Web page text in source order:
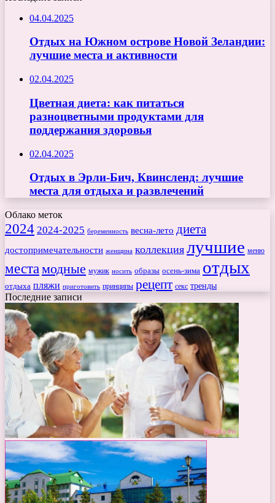
04.04.2025
Отдых на Южном острове Новой Зеландии:
лучшие места и активности
02.04.2025
Цветная диета: как питаться
разноцветными продуктами для
поддержания здоровья
02.04.2025
Отдых в Эрли-Бич, Квинсленд: лучшие
места для отдыха и развлечений
Облако меток
2024 2024-2025 беременность весна-лето диета
достопримечательности женщина коллекция лучшие меню
места модные мужик носить образы осень-зима отдых
отдыха пляжи приготовить принципы рецепт секс тренды
Последние записи